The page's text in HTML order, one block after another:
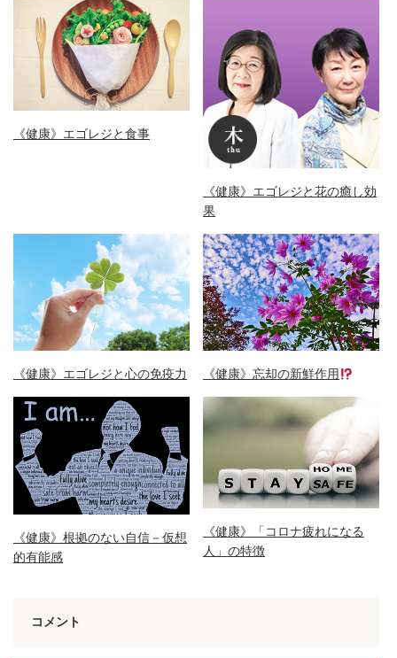
《健康》エゴレジと食事
《健康》エゴレジと花の癒し効
果
《健康》エゴレジと心の免疫力 《健康》忘却の新鮮作用
《健康》根拠のない自信－仮想
的有能感
《健康》「コロナ疲れになる
人」の特徴
コメント